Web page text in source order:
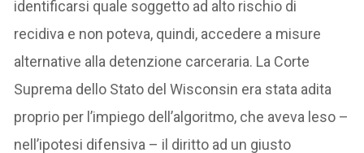
identificarsi quale soggetto ad alto rischio di
recidiva e non poteva, quindi, accedere a misure
alternative alla detenzione carceraria. La Corte
Suprema dello Stato del Wisconsin era stata adita
proprio per l’impiego dell’algoritmo, che aveva leso –
nell’ipotesi difensiva – il diritto ad un giusto